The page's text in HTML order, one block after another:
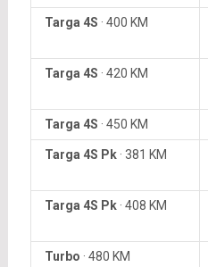
Targa 4S · 400 KM
Targa 4S · 420 KM
Targa 4S · 450 KM
Targa 4S Pk· 381 KM
Targa 4S Pk· 408 KM
Turbo · 480 KM